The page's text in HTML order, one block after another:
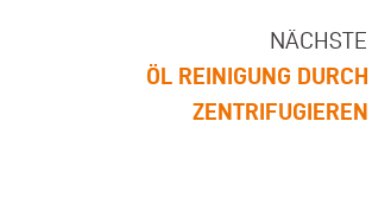
NÄCHSTE
ÖL REINIGUNG DURCH
ZENTRIFUGIEREN